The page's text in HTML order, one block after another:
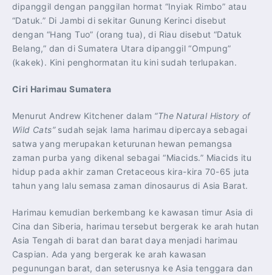
dipanggil dengan panggilan hormat “Inyiak Rimbo” atau
“Datuk.” Di Jambi di sekitar Gunung Kerinci disebut
dengan “Hang Tuo” (orang tua), di Riau disebut “Datuk
Belang,” dan di Sumatera Utara dipanggil “Ompung”
(kakek). Kini penghormatan itu kini sudah terlupakan.
Ciri Harimau Sumatera
Menurut Andrew Kitchener dalam “The Natural History of
Wild Cats” sudah sejak lama harimau dipercaya sebagai
satwa yang merupakan keturunan hewan pemangsa
zaman purba yang dikenal sebagai “Miacids.” Miacids itu
hidup pada akhir zaman Cretaceous kira-kira 70-65 juta
tahun yang lalu semasa zaman dinosaurus di Asia Barat.
Harimau kemudian berkembang ke kawasan timur Asia di
Cina dan Siberia, harimau tersebut bergerak ke arah hutan
Asia Tengah di barat dan barat daya menjadi harimau
Caspian. Ada yang bergerak ke arah kawasan
pegunungan barat, dan seterusnya ke Asia tenggara dan